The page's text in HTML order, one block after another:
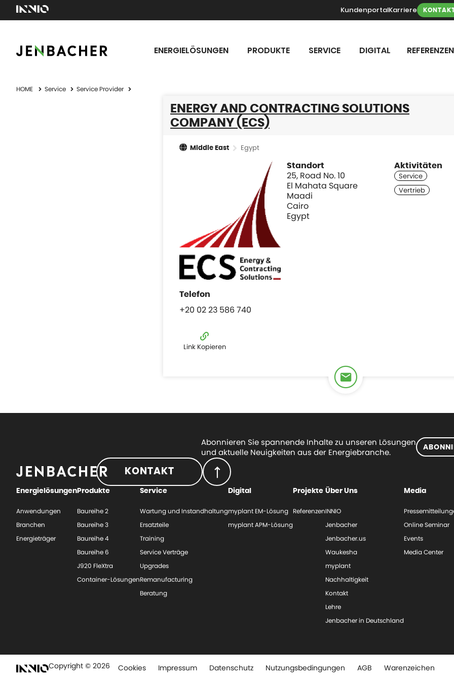
KundenportalKarriere
ENERGIELÖSUNGEN PRODUKTE SERVICE DIGITAL REFERENZEN
HOME Service Service Provider
ENERGY AND CONTRACTING SOLUTIONS
COMPANY (ECS)
Middle East Egypt
Standort
25, Road No. 10
El Mahata Square
Maadi
Cairo
Egypt
Aktivitäten
+20 02 23 586 740
Link Kopieren
Abonnieren Sie spannende Inhalte zu unseren Lösungen
und aktuelle Neuigkeiten aus der Energiebranche.
KONTAKT
Energielösungen
Anwendungen
Branchen
Energieträger
Produkte
Baureihe 2
Baureihe 3
Baureihe 4
Baureihe 6
J920 FleXtra
Container-Lösungen
Service
Wartung und Instandhaltung
Ersatzteile
Training
Service Verträge
Upgrades
Remanufacturing
Beratung
Digital
myplant EM-Lösung
myplant APM-Lösung
Projekte
Referenzen
Über Uns
INNIO
Jenbacher
Jenbacher.us
Waukesha
myplant
Nachhaltigkeit
Kontakt
Lehre
Jenbacher in Deutschland
Media
Online Seminar
Events
Media Center
Copyright © 2026 Cookies Impressum Datenschutz Nutzungsbedingungen AGB Warenzeichen